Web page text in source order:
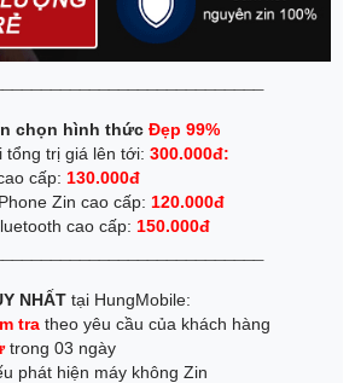
chọn hình thức Đẹp 99%
tổng trị giá lên tới: 300.000đ:
cấp: 130.000đ
Zin cao cấp: 120.000đ
cao cấp: 150.000đ
NHẤT tại HungMobile:
tra theo yêu cầu của khách hàng
trong 03 ngày
phát hiện máy không Zin